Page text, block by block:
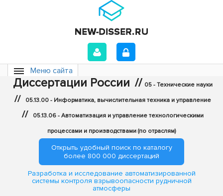
Меню сайта
Диссертации России // 05 - Технические науки
// 05.13.00 - Информатика, вычислительная техника и управление
// 05.13.06 - Автоматизация и управление технологическими
процессами и производствами (по отраслям)
Открыть удобный поиск по каталогу
более 800 000 диссертаций
Разработка и исследование автоматизированной
системы контроля взрывоопасности рудничной
атмосферы